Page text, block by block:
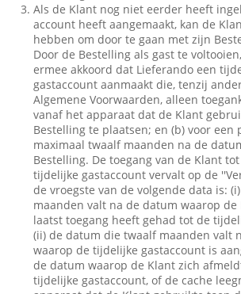
Als de Klant nog niet eerder heeft
account heeft aangemaakt, kan de
hebben om door te gaan met zijn
Door de Bestelling als gast te
ermee akkoord dat Lieferando een
gastaccount aanmaakt die, tenzij
Algemene Voorwaarden, alleen
vanaf het apparaat dat de Klant
Bestelling te plaatsen; en (b) voor een
maximaal twaalf maanden na de
Bestelling. De toegang van de Klant
tijdelijke gastaccount vervalt op de
de vroegste van de volgende data is:
maanden valt na de datum waarop
laatst toegang heeft gehad tot de
(ii) de datum die twaalf maanden valt
waarop de tijdelijke gastaccount is
de datum waarop de Klant zich
tijdelijke gastaccount, of de cache